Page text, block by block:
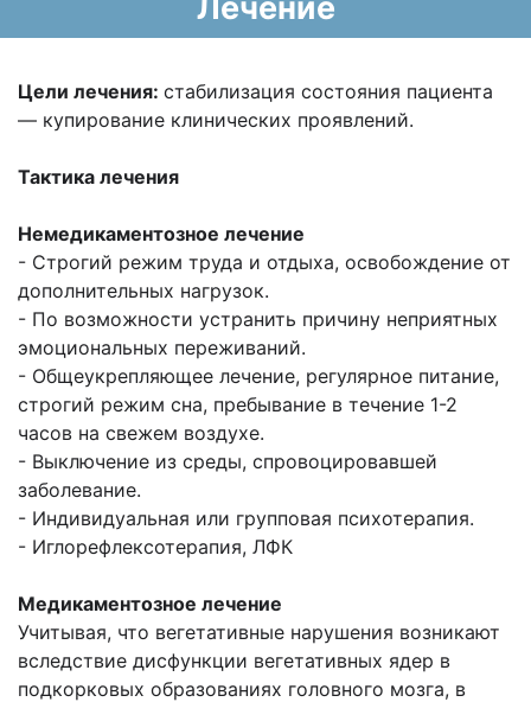
Цели лечения: стабилизация состояния пациента
— купирование клинических проявлений.
Тактика лечения
Немедикаментозное лечение
- Строгий режим труда и отдыха, освобождение от
дополнительных нагрузок.
- По возможности устранить причину неприятных
эмоциональных переживаний.
- Общеукрепляющее лечение, регулярное питание,
строгий режим сна, пребывание в течение 1-2
часов на свежем воздухе.
- Выключение из среды, спровоцировавшей
заболевание.
- Индивидуальная или групповая психотерапия.
- Иглорефлексотерапия, ЛФК
Медикаментозное лечение
Учитывая, что вегетативные нарушения возникают
вследствие дисфункции вегетативных ядер в
подкорковых образованиях головного мозга, в